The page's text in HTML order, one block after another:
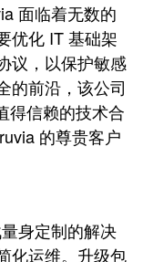
面临着无数的
优化 IT 基础架
议，以保护敏感
的前沿，该公司
得信赖的技术合
的尊贵客户
身定制的解决
化运维。升级包